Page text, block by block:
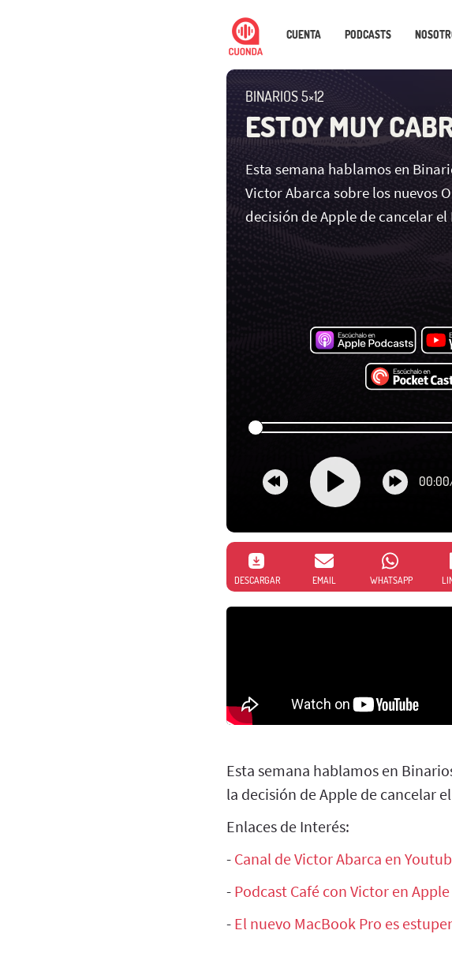
CUENTA PODCASTS
BINARIOS 5×12
ESTOY MUY
Esta semana hablamos en
Victor Abarca sobre los nuevos
decisión de Apple de cancelar el
00:00
DESCARGAR EMAIL WHATSAPP
Esta semana hablamos en
la decisión de Apple de cancelar
Enlaces de Interés:
- Canal de Victor Abarca en
- Podcast Café con Victor en
- El nuevo MacBook Pro es